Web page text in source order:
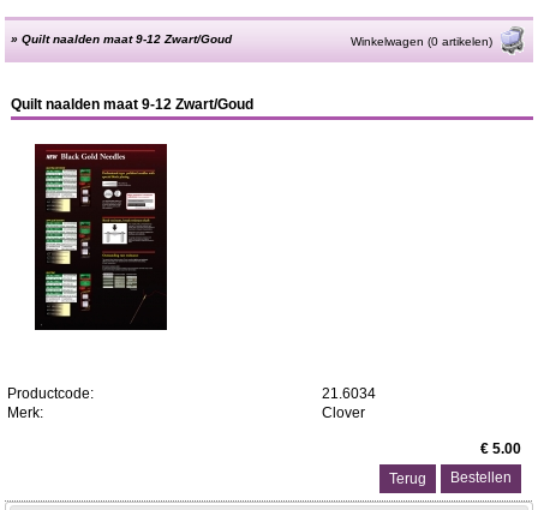
»Quilt naalden maat 9-12 Zwart/Goud Winkelwagen (0 artikelen)
Quilt naalden maat 9-12 Zwart/Goud
Productcode:
21.6034
Merk:
Clover
€ 5.00
Terug